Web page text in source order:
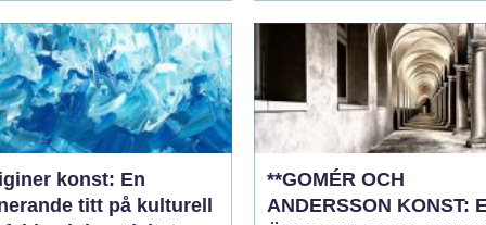
konst: En
titt på kulturell
**GOMÉR OCH
ANDERSSON KONST: